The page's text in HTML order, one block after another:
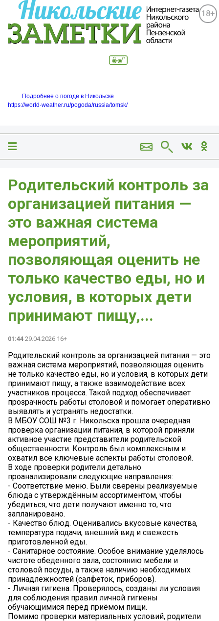
18+
Подробнее о погоде в Никольске
https://world-weather.ru/pogoda/russia/tomsk/
Родительский контроль за
организацией питания —
это важная система
мероприятий,
позволяющая оценить не
только качество еды, но и
условия, в которых дети
принимают пищу,...
01:44 29.04.2026 16+
Родительский контроль за организацией питания — это
важная система мероприятий, позволяющая оценить
не только качество еды, но и условия, в которых дети
принимают пищу, а также взаимодействие всех
участников процесса. Такой подход обеспечивает
прозрачность работы столовой и помогает оперативно
выявлять и устранять недостатки.
В МБОУ СОШ №3 г. Никольска прошла очередная
проверка организации питания, в которой приняли
активное участие представители родительской
общественности. Контроль был комплексным и
охватил все ключевые аспекты работы столовой.
В ходе проверки родители детально
проанализировали следующие направления:
- Соответствие меню. Были сверены реализуемые
блюда с утверждённым ассортиментом, чтобы
убедиться, что дети получают именно то, что
запланировано.
- Качество блюд. Оценивались вкусовые качества,
температура подачи, внешний вид и свежесть
приготовленной еды.
- Санитарное состояние. Особое внимание уделялось
чистоте обеденного зала, состоянию мебели и
столовой посуды, а также наличию необходимых
принадлежностей (салфеток, приборов).
- Личная гигиена. Проверялось, созданы ли условия
для соблюдения правил личной гигиены
обучающимися перед приёмом пищи.
Помимо проверки материальных условий, родители